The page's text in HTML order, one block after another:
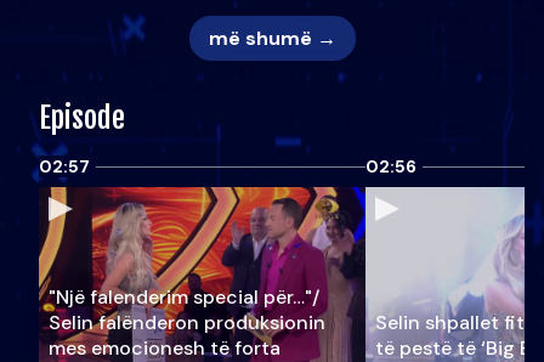
më shumë →
Episode
02:57
"Një falenderim special për…"/
Selin falënderon produksionin
mes emocionesh të forta
02:56
Selin shpallet
të pestë të ‘Big